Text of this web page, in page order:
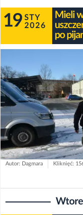
19 STY
2026
Mieli
po
Autor: Dagmara Kliknięć: